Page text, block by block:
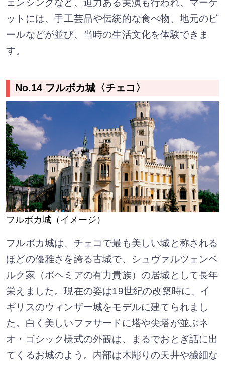
ェンシングなど、迫力ある実演も行われ、マーケ
ットには、手工芸品や伝統的な食べ物、地元のビ
ールなどが並び、当時の生活文化を体験できま
す。
No.14 フルボカ城〈チェコ〉
フルボカ城（イメージ）
フルボカ城は、チェコで最も美しい城と称される
ほどの優雅さを誇る古城で、シュヴァルツェンベ
ルク家（ボヘミアの有力貴族）の居城として長年
栄えました。現在の姿は19世紀の改築時に、イ
ギリスのウィンザー城をモデルに建てられまし
た。白く美しいファサードに塔や尖塔が並ぶネ
オ・ゴシック様式の外観は、まるでおとぎ話に出
てくるお城のよう。内部は木彫りの天井や繊細な